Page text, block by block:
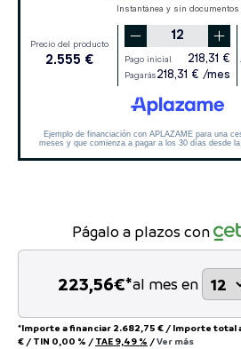
Págalo a plazos con
223,56€*al mes en
*Importe a financiar 2.682,75 € / Importe total
€ / TIN 0,00 % / TAE 9,49 % /Ver más